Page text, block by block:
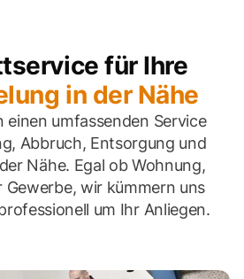
für Ihre
in der Nähe
einen umfassenden Service
Abbruch, Entsorgung und
Nähe. Egal ob Wohnung,
Gewerbe, wir kümmern uns
um Ihr Anliegen.